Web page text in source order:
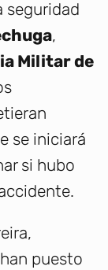
seguridad
,
Militar de
se iniciará
si hubo
puesto